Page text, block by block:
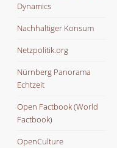
Dynamics
Nachhaltiger Konsum
Netzpolitik.org
Nürnberg Panorama
Echtzeit
Open Factbook (World
Factbook)
OpenCulture